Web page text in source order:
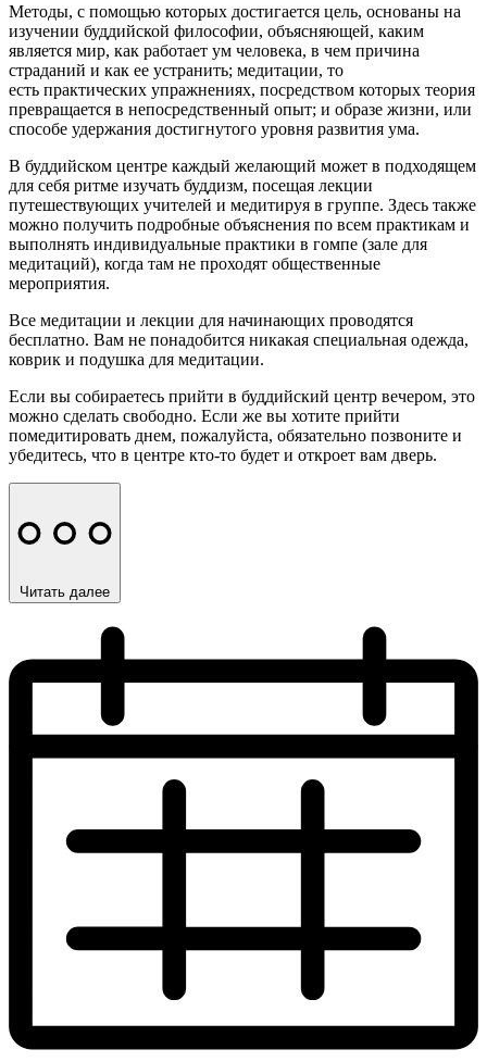
Методы, с помощью которых достигается цель, основаны на
изучении буддийской философии, объясняющей, каким
является мир, как работает ум человека, в чем причина
страданий и как ее устранить; медитации, то
есть практических упражнениях, посредством которых теория
превращается в непосредственный опыт; и образе жизни, или
способе удержания достигнутого уровня развития ума.
В буддийском центре каждый желающий может в подходящем
для себя ритме изучать буддизм, посещая лекции
путешествующих учителей и медитируя в группе. Здесь также
можно получить подробные объяснения по всем практикам и
выполнять индивидуальные практики в гомпе (зале для
медитаций), когда там не проходят общественные
мероприятия.
Все медитации и лекции для начинающих проводятся
бесплатно. Вам не понадобится никакая специальная одежда,
коврик и подушка для медитации.
Если вы собираетесь прийти в буддийский центр вечером, это
можно сделать свободно. Если же вы хотите прийти
помедитировать днем, пожалуйста, обязательно позвоните и
убедитесь, что в центре кто-то будет и откроет вам дверь.
Читать далее